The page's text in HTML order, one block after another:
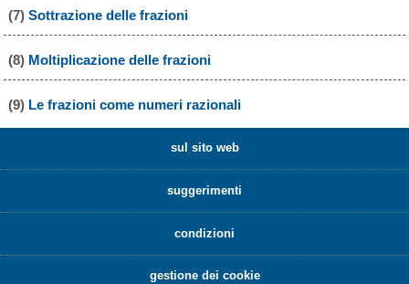
(7) Sottrazione delle frazioni
(8) Moltiplicazione delle frazioni
(9) Le frazioni come numeri razionali
sul sito web
suggerimenti
condizioni
gestione dei cookie